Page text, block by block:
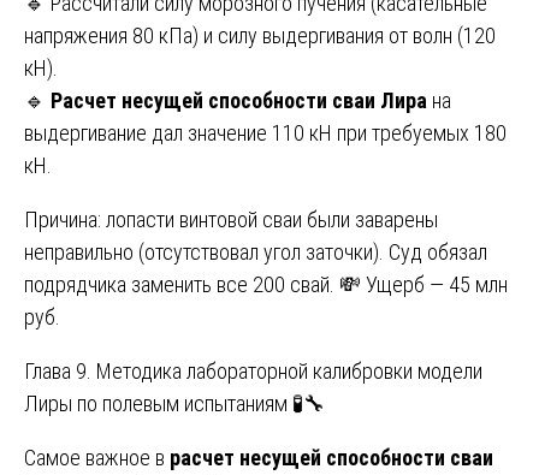
напряжения 80 кПа) и силу выдергивания от волн (120
кН).
🔹 Расчет несущей способности сваи Лира на
выдергивание дал значение 110 кН при требуемых 180
кН.
Причина: лопасти винтовой сваи были заварены
неправильно (отсутствовал угол заточки). Суд обязал
подрядчика заменить все 200 свай. 💸 Ущерб — 45 млн
руб.
Глава 9. Методика лабораторной калибровки модели
Лиры по полевым испытаниям 🧪🔧
Самое важное в расчет несущей способности сваи